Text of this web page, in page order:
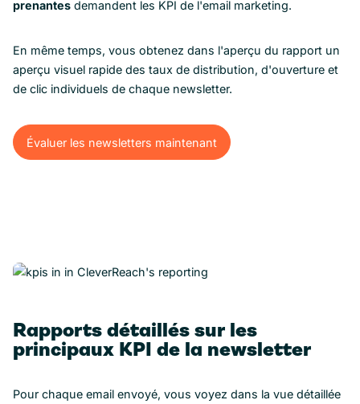
prenantes demandent les KPI de l'email marketing.
En même temps, vous obtenez dans l'aperçu du rapport un
aperçu visuel rapide des taux de distribution, d'ouverture et
de clic individuels de chaque newsletter.
Évaluer les newsletters maintenant
Évaluer les newsletters maintenant
Rapports détaillés sur les
principaux KPI de la newsletter
Pour chaque email envoyé, vous voyez dans la vue détaillée